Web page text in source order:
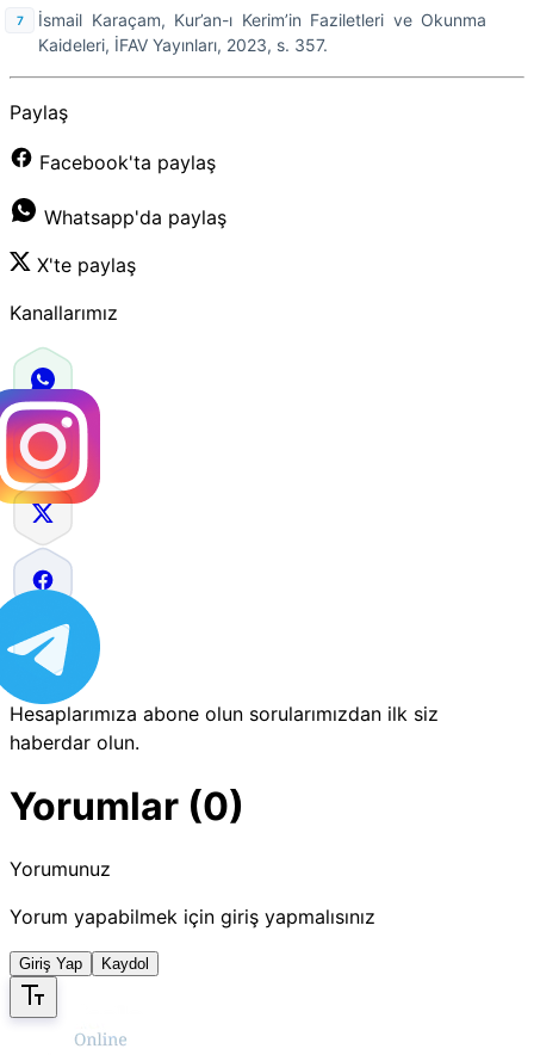
İsmail Karaçam, Kur’an-ı Kerim’in Faziletleri ve Okunma
Kaideleri, İFAV Yayınları, 2023, s. 357.
Paylaş
Facebook'ta paylaş
Whatsapp'da paylaş
X'te paylaş
Kanallarımız
Hesaplarımıza abone olun sorularımızdan ilk siz
haberdar olun.
Yorumlar (0)
Yorumunuz
Yorum yapabilmek için giriş yapmalısınız
Giriş Yap Kaydol